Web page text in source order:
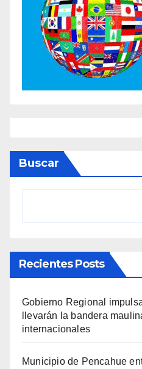
Buscar
Recientes Posts
Gobierno Regional
llevarán la bandera
internacionales
Municipio de Pencahue